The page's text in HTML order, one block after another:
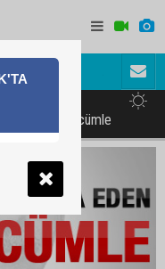
Ajansı'nda Avukat
akını
ikna eden iki cümle